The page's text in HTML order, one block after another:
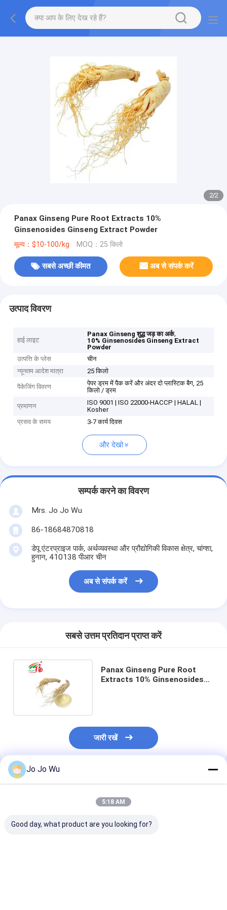
2/2
Panax Ginseng Pure Root Extracts 10%
Ginsenosides Ginseng Extract Powder
मूल्य：$10-100/kg MOQ：25 किलो
सबसे अच्छी कीमत अब से संपर्क करें
उत्पाद विवरण
हाई लाइट
Panax Ginseng शुद्ध जड़ का अर्क,
10% Ginsenosides Ginseng Extract
Powder
उत्पत्ति के प्लेस
चीन
न्यूनतम आदेश मात्रा
25 किलो
पैकेजिंग विवरण
पेपर ड्रम में पैक करें और अंदर दो प्लास्टिक बैग, 25
किलो / ड्रम
प्रमाणन
ISO 9001 | ISO 22000-HACCP | HALAL |
Kosher
प्रसव के समय
3-7 कार्य दिवस
और देखो
सम्पर्क करने का विवरण
Mrs. Jo Jo Wu
86-18684870818
डेपू एंटरप्राइज पार्क, अर्थव्यवस्था और प्रौद्योगिकी विकास क्षेत्र, चांग्शा,
हुनान, 410138 पीआर चीन
अब से संपर्क करें
सबसे उत्तम प्रतिदान प्राप्त करें
Panax Ginseng Pure Root
Extracts 10% Ginsenosides
जारी रखें
अनुशंसित उत्पाद
Jo Jo Wu
5:18 AM
Good day, what product are you looking for?